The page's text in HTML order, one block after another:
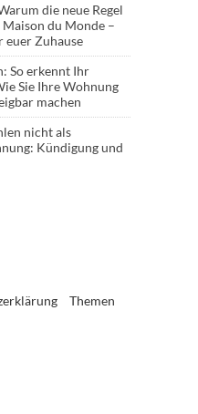
die neue Regel
Maison du Monde –
euer Zuhause
So erkennt Ihr
Sie Ihre Wohnung
machen
nicht als
Kündigung und
Themen